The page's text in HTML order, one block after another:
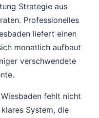
Strategie aus
Professionelles
liefert einen
monatlich aufbaut
verschwendete
fehlt nicht
System, die